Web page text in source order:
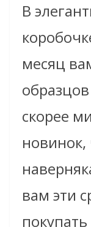
В
месяц
скорее
вам эти